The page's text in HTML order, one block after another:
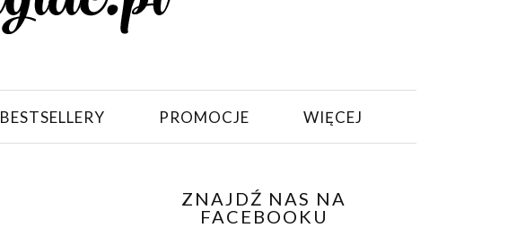
BESTSELLERY PROMOCJE WIĘCEJ
ZNAJDŹ NAS NA
FACEBOOKU